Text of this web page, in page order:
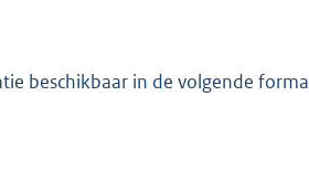
beschikbaar in de volgende